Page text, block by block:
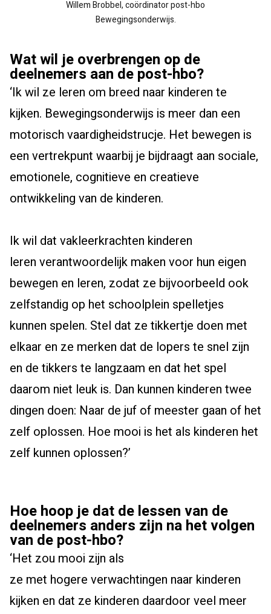
Willem Brobbel, coördinator post-hbo
Bewegingsonderwijs.
Wat wil je overbrengen op de
deelnemers aan de post-hbo?
‘Ik wil ze leren om breed naar kinderen te
kijken. Bewegingsonderwijs is meer dan een
motorisch vaardigheidstrucje. Het bewegen is
een vertrekpunt waarbij je bijdraagt aan sociale,
emotionele, cognitieve en creatieve
ontwikkeling van de kinderen.
Ik wil dat vakleerkrachten kinderen
leren verantwoordelijk maken voor hun eigen
bewegen en leren, zodat ze bijvoorbeeld ook
zelfstandig op het schoolplein spelletjes
kunnen spelen. Stel dat ze tikkertje doen met
elkaar en ze merken dat de lopers te snel zijn
en de tikkers te langzaam en dat het spel
daarom niet leuk is. Dan kunnen kinderen twee
dingen doen: Naar de juf of meester gaan of het
zelf oplossen. Hoe mooi is het als kinderen het
zelf kunnen oplossen?’
Hoe hoop je dat de lessen van de
deelnemers anders zijn na het volgen
van de post-hbo?
‘Het zou mooi zijn als
ze met hogere verwachtingen naar kinderen
kijken en dat ze kinderen daardoor veel meer